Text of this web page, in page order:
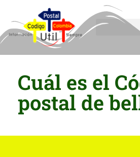
Cuál es el
postal de